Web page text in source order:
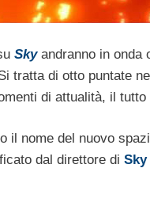
Skyandranno in onda
tratta di otto puntate
di attualità, il
il nome del nuovo
dal direttore di Sky